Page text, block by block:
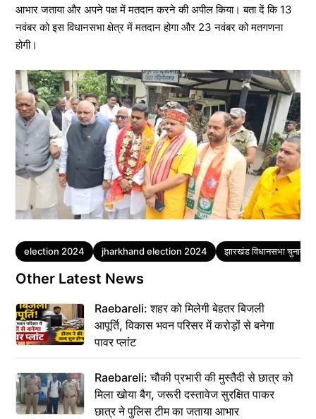
आभार जताया और अपने पक्ष में मतदान करने की अपील किया। बता दें कि 13
नवंबर को इस विधानसभा क्षेत्र में मतदान होगा और 23 नवंबर को मतगणना
होगी।
Tags
election 2024 jharkhand election 2024 झारखंड विधानसभा चुनाव
Other Latest News
Raebareli: शहर को मिलेगी बेहतर बिजली
आपूर्ति, विकास भवन परिसर में करोड़ों से बनेगा
पावर प्लांट
Raebareli: चौकी प्रभारी की मुस्तैदी से छात्र को
मिला खोया बैग, जरूरी दस्तावेज सुरक्षित पाकर
छात्र ने पुलिस टीम का जताया आभार